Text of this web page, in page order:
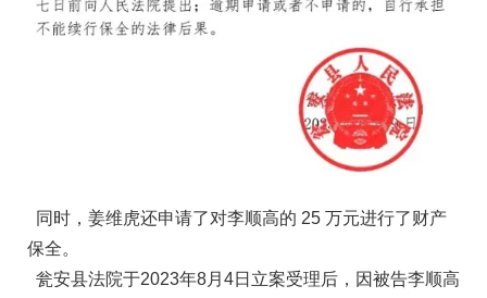
同时，姜维虎还申请了对李顺高的 25 万元进行了财产
保全。
瓮安县法院于2023年8月4日立案受理后，因被告李顺高